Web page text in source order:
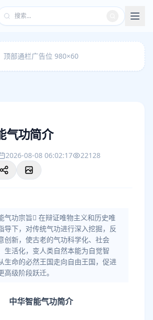
顶部通栏广告位 980×60
气功简介
2026-08-08 06:02:17
22128
气功宗旨 在辩证唯物主义和历史唯
导下，对传统气功进行深入挖掘，反
创新，使古老的气功科学化、社会
生活化，变人类自然本能为自觉智
生命的必然王国走向自由王国，促进
高级阶段跃迁。
中华智能气功简介